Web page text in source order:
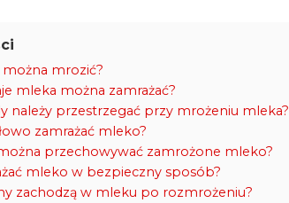
mrozić?
mleka można zamrażać?
należy przestrzegać przy mrożeniu mleka?
zamrażać mleko?
przechowywać zamrożone mleko?
mleko w bezpieczny sposób?
zachodzą w mleku po rozmrożeniu?